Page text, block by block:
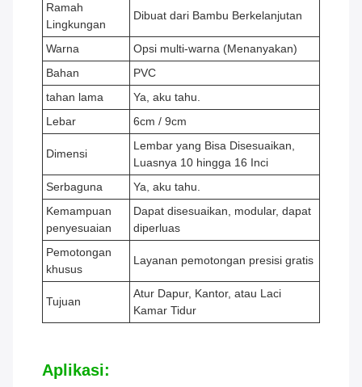
Ramah
Lingkungan
Dibuat dari Bambu Berkelanjutan
Warna
Opsi multi-warna (Menanyakan)
Bahan
PVC
tahan lama
Ya, aku tahu.
Lebar
6cm / 9cm
Dimensi
Lembar yang Bisa Disesuaikan,
Luasnya 10 hingga 16 Inci
Serbaguna
Ya, aku tahu.
Kemampuan
penyesuaian
Dapat disesuaikan, modular, dapat
diperluas
Pemotongan
khusus
Layanan pemotongan presisi gratis
Tujuan
Atur Dapur, Kantor, atau Laci
Kamar Tidur
Aplikasi: